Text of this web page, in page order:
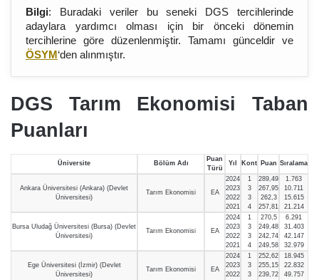
Bilgi: Buradaki veriler bu seneki DGS tercihlerinde
adaylara yardımcı olması için bir önceki dönemin
tercihlerine göre düzenlenmiştir. Tamamı günceldir ve
ÖSYM‘den alınmıştır.
DGS Tarım Ekonomisi Taban
Puanları
Üniversite Bölüm Adı
Puan
Türü
Yıl Kont Puan Sıralama
Ankara Üniversitesi (Ankara) (Devlet
Üniversitesi)
Tarım Ekonomisi EA
2024
2023
2022
2021
1
3
3
4
289,49
267,95
262,3
257,81
1.763
10.711
15.615
21.214
Bursa Uludağ Üniversitesi (Bursa) (Devlet
Üniversitesi)
Tarım Ekonomisi EA
2024
2023
2022
2021
1
3
3
4
270,5
249,48
242,74
249,58
6.291
31.403
42.147
32.979
Ege Üniversitesi (İzmir) (Devlet
Üniversitesi)
Tarım Ekonomisi EA
2024
2023
2022
1
3
3
252,62
255,15
239,72
18.945
22.832
49.757